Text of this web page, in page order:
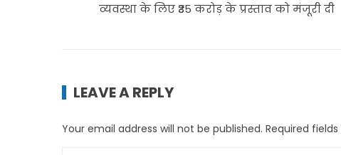
व्यवस्था के लिए ₹35 करोड़ के प्रस्ताव को मंजूरी दी
LEAVE A REPLY
Your email address will not be published. Required